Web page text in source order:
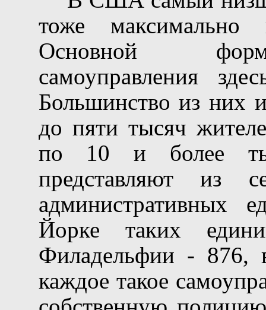
тоже максимально
Основной
самоуправления
Большинство из них
до пяти тысяч
по 10 и более
представляют из
Йорке таких
Филадельфии - 876,
каждое такое